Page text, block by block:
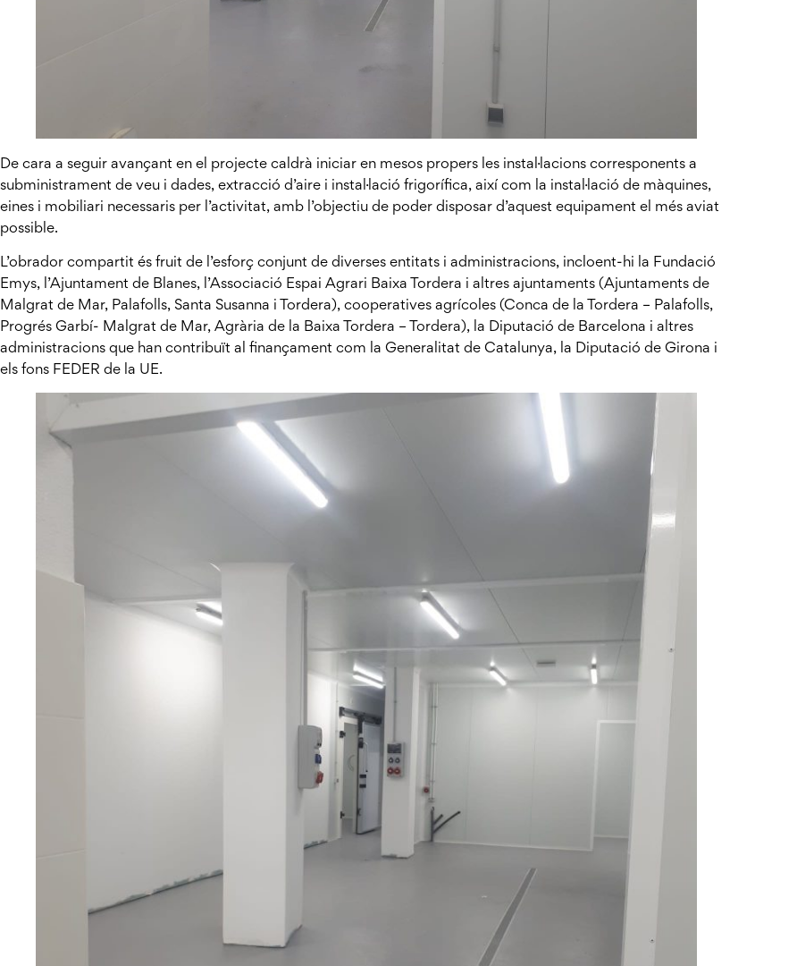
De cara a seguir avançant en el projecte caldrà iniciar en mesos propers les instal·lacions corresponents a
subministrament de veu i dades, extracció d’aire i instal·lació frigorífica, així com la instal·lació de màquines,
eines i mobiliari necessaris per l’activitat, amb l’objectiu de poder disposar d’aquest equipament el més aviat
possible.
L’obrador compartit és fruit de l’esforç conjunt de diverses entitats i administracions, incloent-hi la Fundació
Emys, l’Ajuntament de Blanes, l’Associació Espai Agrari Baixa Tordera i altres ajuntaments (Ajuntaments de
Malgrat de Mar, Palafolls, Santa Susanna i Tordera), cooperatives agrícoles (Conca de la Tordera – Palafolls,
Progrés Garbí- Malgrat de Mar, Agrària de la Baixa Tordera – Tordera), la Diputació de Barcelona i altres
administracions que han contribuït al finançament com la Generalitat de Catalunya, la Diputació de Girona i
els fons FEDER de la UE.